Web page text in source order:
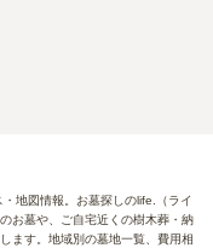
かですが、特に問題
地図情報。お墓探しのlife.（ライ
お墓や、ご自宅近くの樹木葬・納
ます。地域別の墓地一覧、費用相